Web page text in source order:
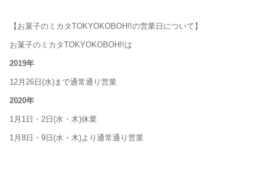
【お菓子のミカタTOKYOKOBOH!!の営業日について】
お菓子のミカタTOKYOKOBOH!!は
2019年
12月26日(水)まで通常通り営業
2020年
1月1日・2日(水・木)休業
1月8日・9日(水・木)より通常通り営業